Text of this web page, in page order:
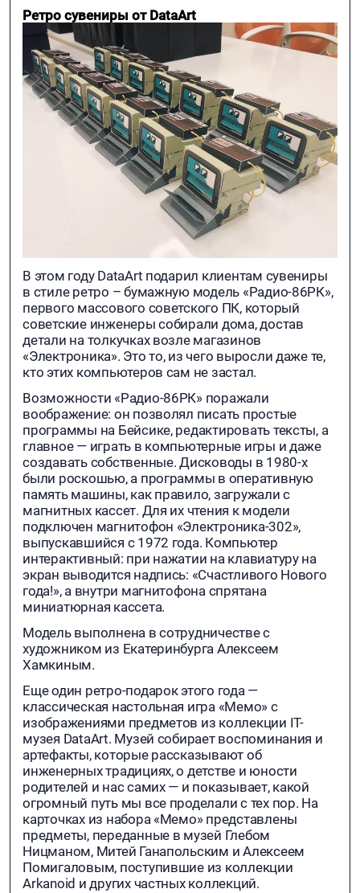
Ретро сувениры от DataArt
В этом году DataArt подарил клиентам сувениры
в стиле ретро – бумажную модель «Радио-86РК»,
первого массового советского ПК, который
советские инженеры собирали дома, достав
детали на толкучках возле магазинов
«Электроника». Это то, из чего выросли даже те,
кто этих компьютеров сам не застал.
Возможности «Радио-86РК» поражали
воображение: он позволял писать простые
программы на Бейсике, редактировать тексты, а
главное — играть в компьютерные игры и даже
создавать собственные. Дисководы в 1980-х
были роскошью, а программы в оперативную
память машины, как правило, загружали с
магнитных кассет. Для их чтения к модели
подключен магнитофон «Электроника-302»,
выпускавшийся с 1972 года. Компьютер
интерактивный: при нажатии на клавиатуру на
экран выводится надпись: «Счастливого Нового
года!», а внутри магнитофона спрятана
миниатюрная кассета.
Модель выполнена в сотрудничестве с
художником из Екатеринбурга Алексеем
Хамкиным.
Еще один ретро-подарок этого года —
классическая настольная игра «Мемо» с
изображениями предметов из коллекции IT-
музея DataArt. Музей собирает воспоминания и
артефакты, которые рассказывают об
инженерных традициях, о детстве и юности
родителей и нас самих — и показывает, какой
огромный путь мы все проделали с тех пор. На
карточках из набора «Мемо» представлены
предметы, переданные в музей Глебом
Ницманом, Митей Ганапольским и Алексеем
Помигаловым, поступившие из коллекции
Arkanoid и других частных коллекций.